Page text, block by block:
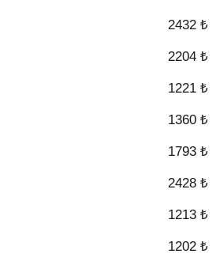
2432 ₺
2204 ₺
1221 ₺
1360 ₺
1793 ₺
2428 ₺
1213 ₺
1202 ₺